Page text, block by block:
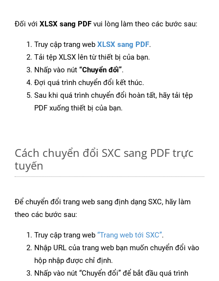
Đối với XLSX sang PDF vui lòng làm theo các bước sau:
Truy cập trang web XLSX sang PDF.
Tải tệp XLSX lên từ thiết bị của bạn.
Nhấp vào nút “Chuyển đổi”.
Đợi quá trình chuyển đổi kết thúc.
Sau khi quá trình chuyển đổi hoàn tất, hãy tải tệp
PDF xuống thiết bị của bạn.
Cách chuyển đổi SXC sang PDF trực
tuyến
Để chuyển đổi trang web sang định dạng SXC, hãy làm
theo các bước sau:
Truy cập trang web “Trang web tới SXC”.
Nhập URL của trang web bạn muốn chuyển đổi vào
hộp nhập được chỉ định.
Nhấp vào nút “Chuyển đổi” để bắt đầu quá trình